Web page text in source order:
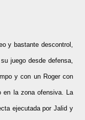
y bastante descontrol,
juego desde defensa,
y con un Roger con
en la zona ofensiva. La
ejecutada por Jalid y